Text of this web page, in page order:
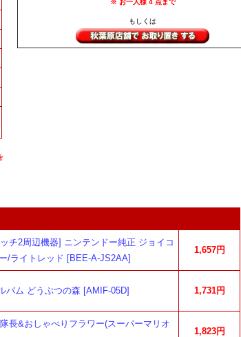
もしくは
チ2周辺機器] ニンテンドー純正 ジョイコ
/ライトレッド [BEE-A-JS2AA]
1,657円
バム どうぶつの森 [AMIF-05D] 1,731円
長&おしゃべりフラワー(スーパーマリオ
1,823円